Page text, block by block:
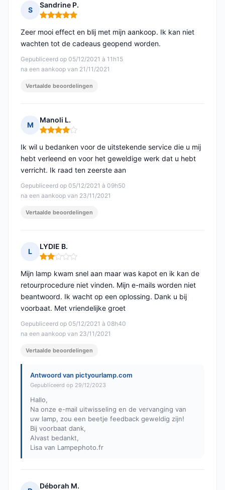
S
Sandrine P.
Opmerking: 5 van 5
Gepubliceerd op 05/12/2021 à 11h15
na een aankoop van 21/11/2021
Zeer mooi effect en blij met mijn aankoop. Ik kan niet
wachten tot de cadeaus geopend worden.
Vertaalde beoordelingen
M
Manoli L.
Opmerking: 4 van 5
Gepubliceerd op 05/12/2021 à 09h50
na een aankoop van 23/11/2021
Ik wil u bedanken voor de uitstekende service die u mij
hebt verleend en voor het geweldige werk dat u hebt
verricht. Ik raad ten zeerste aan
Vertaalde beoordelingen
L
LYDIE B.
Opmerking: 2 van 5
Gepubliceerd op 05/12/2021 à 08h40
na een aankoop van 23/11/2021
Mijn lamp kwam snel aan maar was kapot en ik kan de
retourprocedure niet vinden. Mijn e-mails worden niet
beantwoord. Ik wacht op een oplossing. Dank u bij
voorbaat. Met vriendelijke groet
Vertaalde beoordelingen
Antwoord van pictyourlamp.com
Gepubliceerd op 29/12/2023
Hallo,
Na onze e-mail uitwisseling en de vervanging van
uw lamp, zou een beetje feedback geweldig zijn!
Bij voorbaat dank,
Alvast bedankt,
Lisa van Lampephoto.fr
Déborah M.